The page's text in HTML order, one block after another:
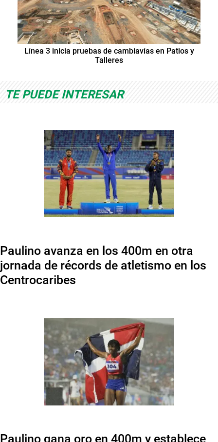
Línea 3 inicia pruebas de cambiavías en Patios y
Talleres
TE PUEDE INTERESAR
Paulino avanza en los 400m en otra
jornada de récords de atletismo en los
Centrocaribes
Paulino gana oro en 400m y establece